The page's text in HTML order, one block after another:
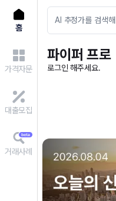
홈
가격자문
대출모집
거래사례
파이퍼 프로
로그인 해주세요.